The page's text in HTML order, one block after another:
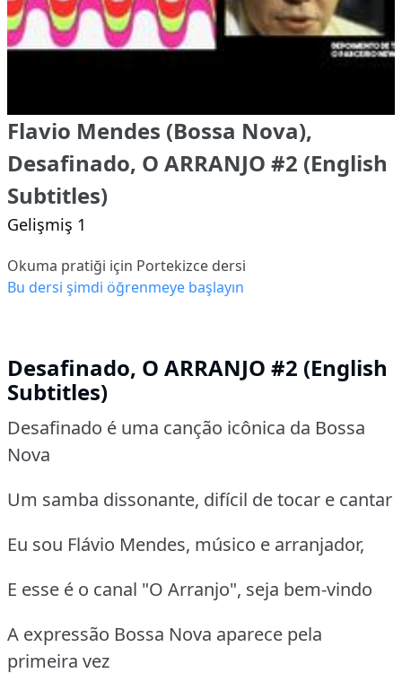
Flavio Mendes (Bossa Nova),
Desafinado, O ARRANJO #2 (English
Subtitles)
Gelişmiş 1
Okuma pratiği için Portekizce dersi
Bu dersi şimdi öğrenmeye başlayın
Desafinado, O ARRANJO #2 (English
Subtitles)
Desafinado é uma canção icônica da Bossa
Nova
Um samba dissonante, difícil de tocar e cantar
Eu sou Flávio Mendes, músico e arranjador,
E esse é o canal "O Arranjo", seja bem-vindo
A expressão Bossa Nova aparece pela
primeira vez